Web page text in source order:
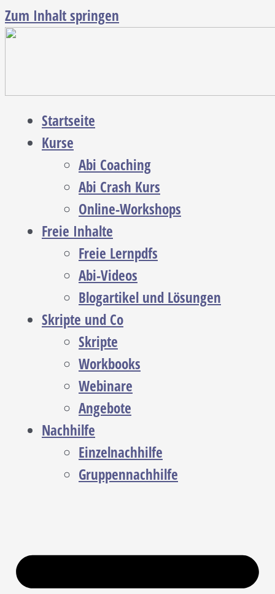
Zum Inhalt springen
Startseite
Kurse
Abi Coaching
Abi Crash Kurs
Online-Workshops
Freie Inhalte
Freie Lernpdfs
Abi-Videos
Blogartikel und Lösungen
Skripte und Co
Skripte
Workbooks
Webinare
Angebote
Nachhilfe
Einzelnachhilfe
Gruppennachhilfe